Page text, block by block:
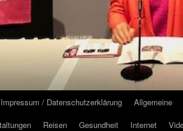
Impressum / Datenschutzerklärung Allgemeine
Reisen Gesundheit Internet